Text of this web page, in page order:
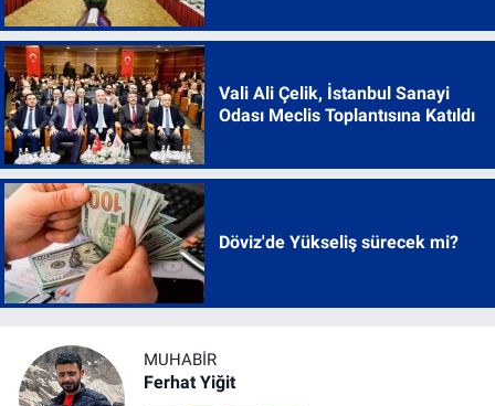
Vali Ali Çelik, İstanbul Sanayi
Odası Meclis Toplantısına Katıldı
Döviz'de Yükseliş sürecek mi?
MUHABIR
Ferhat Yiğit